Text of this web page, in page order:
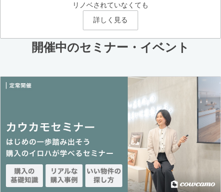
リノベされていなくても
詳しく見る
開催中のセミナー・イベント